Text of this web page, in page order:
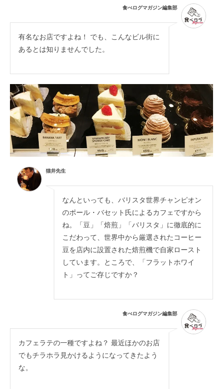
食べログマガジン編集部
有名なお店ですよね！ でも、こんなビル街に
あるとは知りませんでした。
猫井先生
なんといっても、バリスタ世界チャンピオン
のポール・バセット氏によるカフェですから
ね。「豆」「焙煎」「バリスタ」に徹底的に
こだわって、世界中から厳選されたコーヒー
豆を店内に設置された焙煎機で自家ロースト
しています。ところで、「フラットホワイ
ト」ってご存じですか？
食べログマガジン編集部
カフェラテの一種ですよね？ 最近ほかのお店
でもチラホラ見かけるようになってきたよう
な。